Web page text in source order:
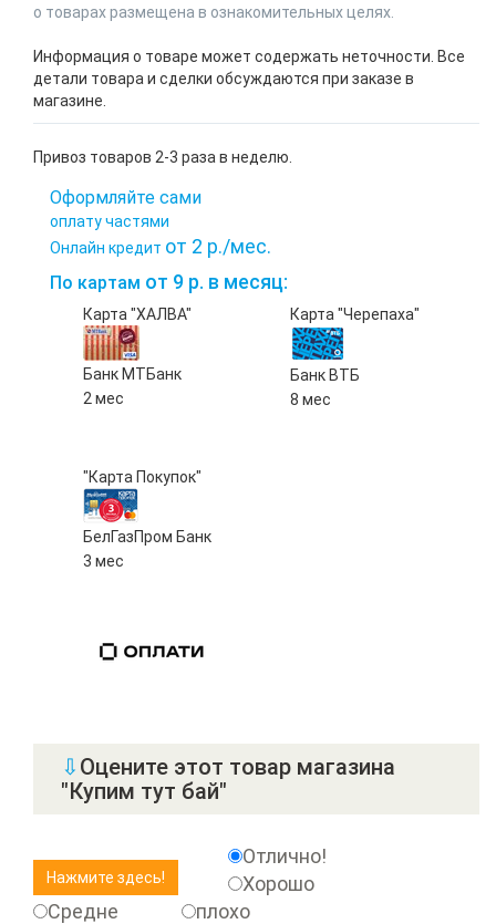
о товарах размещена в ознакомительных целях.
Информация о товаре может содержать неточности. Все
детали товара и сделки обсуждаются при заказе в
магазине.
Привоз товаров 2-3 раза в неделю.
Оформляйте сами
оплату частями
Онлайн кредит от 2 р./мес.
По картам от 9 р. в месяц:
Карта "ХАЛВА"
Банк МТБанк
2 мес
Карта "Черепаха"
Банк ВТБ
8 мес
"Карта Покупок"
БелГазПром Банк
3 мес
⇩ Оцените этот товар магазина
"Купим тут бай"
Отлично!
Хорошо
Средне
плохо